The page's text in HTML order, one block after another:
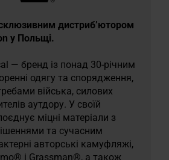
дистриб’ютором
у Польщі.
— бренд із понад 30-річним
одягу та спорядження,
війська, силових
аутдору. У своїй
міцні матеріали з
та сучасним
авторські камуфляжі,
і Grassman®, а також